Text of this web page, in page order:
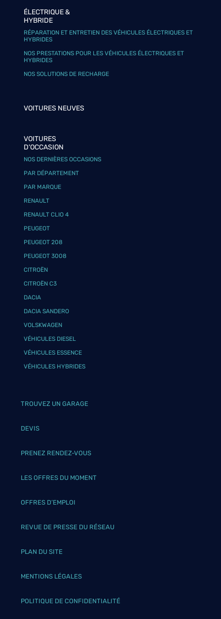
ÉLECTRIQUE &
HYBRIDE
RÉPARATION ET ENTRETIEN DES VÉHICULES ÉLECTRIQUES ET
HYBRIDES
NOS PRESTATIONS POUR LES VÉHICULES ÉLECTRIQUES ET
HYBRIDES
NOS SOLUTIONS DE RECHARGE
VOITURES NEUVES
VOITURES
D'OCCASION
NOS DERNIÈRES OCCASIONS
PAR DÉPARTEMENT
PAR MARQUE
RENAULT
RENAULT CLIO 4
PEUGEOT
PEUGEOT 208
PEUGEOT 3008
CITROËN
CITROËN C3
DACIA
DACIA SANDERO
VOLSKWAGEN
VÉHICULES DIESEL
VÉHICULES ESSENCE
VÉHICULES HYBRIDES
TROUVEZ UN GARAGE
DEVIS
PRENEZ RENDEZ-VOUS
LES OFFRES DU MOMENT
OFFRES D’EMPLOI
REVUE DE PRESSE DU RÉSEAU
PLAN DU SITE
MENTIONS LÉGALES
POLITIQUE DE CONFIDENTIALITÉ